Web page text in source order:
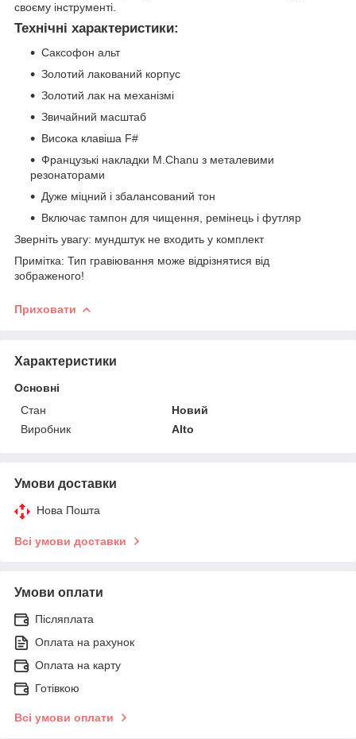
своєму інструменті.
Технічні характеристики:
Саксофон альт
Золотий лакований корпус
Золотий лак на механізмі
Звичайний масштаб
Висока клавіша F#
Французькі накладки M.Chanu з металевими
резонаторами
Дуже міцний і збалансований тон
Включає тампон для чищення, ремінець і футляр
Зверніть увагу: мундштук не входить у комплект
Примітка: Тип гравіювання може відрізнятися від
зображеного!
Приховати
Характеристики
Основні
Стан
Новий
Виробник
Alto
Умови доставки
Нова Пошта
Всі умови доставки
Умови оплати
Післяплата
Оплата на рахунок
Оплата на карту
Готівкою
Всі умови оплати